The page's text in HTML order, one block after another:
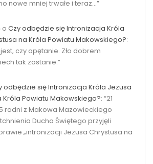
nowe mniej trwałe i teraz…”
o Czy odbędzie się Intronizacja Króla
na Króla Powiatu Makowskiego?:
czy opętanie. Zło dobrem
tak zostanie.”
odbędzie się Intronizacja Króla Jezusa
Króla Powiatu Makowskiego?: “21
radni z Makowa Mazowieckiego
Ducha Świętego przyjęli
„intronizacji Jezusa Chrystusa na